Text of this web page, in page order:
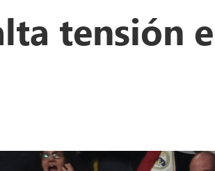
tensión